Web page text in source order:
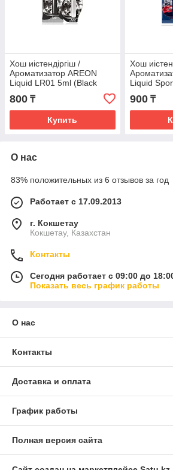
Хош иістендіргіш /
Ароматизатор AREON
Liquid LR01 5ml (Black
crystal капсула)
800 ₸
Купить
Хош
Liquid
(CARBON
900₸
О нас
83% положительных из 6 отзывов за год
Работает с 17.09.2013
г. Кокшетау
Кокшетау, Казахстан
Контакты
Сегодня работает с 09:00 до
Показать весь график работы
О нас
Контакты
Доставка и оплата
График работы
Полная версия сайта